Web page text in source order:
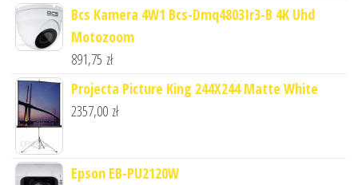
Bcs Kamera 4W1 Bcs-Dmq4803Ir3-B 4K Uhd
Motozoom
891,75 zł
Projecta Picture King 244X244 Matte White
2357,00 zł
Epson EB-PU2120W